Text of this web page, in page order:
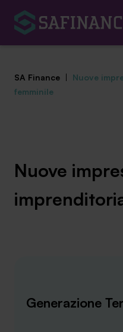
Finanza Agevolata
Contatti
SA Finance | Nuove
femminile
Nuove
Generazione